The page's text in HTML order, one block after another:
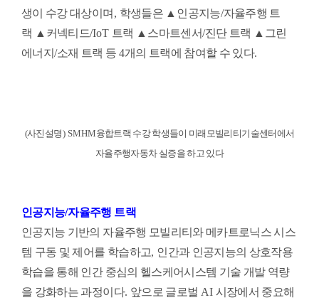
생이 수강 대상이며 , 학생들은 ▲ 인공지능/자율주행 트
랙 ▲ 커넥티드/IoT 트랙 ▲ 스마트센서/진단 트랙 ▲ 그린
에너지/소재 트랙 등 4개의 트랙에 참여할 수 있다.
(사진설명) SMHM융합트랙 수강 학생들이 미래모빌리티기술센터에서
자율주행자동차 실증을 하고 있다
인공지능/자율주행 트랙
인공지능 기반의 자율주행 모빌리티와 메카트로닉스 시스
템 구동 및 제어를 학습하고, 인간과 인공지능의 상호작용
학습을 통해 인간 중심의 헬스케어시스템 기술 개발 역량
을 강화하는 과정이다. 앞으로 글로벌 AI 시장에서 중요해